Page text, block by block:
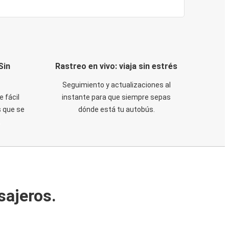
fácil
se
Rastreo en vivo: viaja sin estrés
Seguimiento y actualizaciones al
instante para que siempre sepas
dónde está tu autobús.